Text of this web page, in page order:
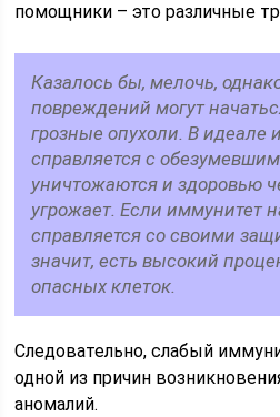
помощники – это различные
Казалось бы, мелочь,
повреждений могут
грозные опухоли. В идеале
справляется с
уничтожаются и здоровью
угрожает. Если иммунитет
справляется со своими
значит, есть высокий
опасных клеток.
Следовательно, слабый
одной из причин
аномалий.